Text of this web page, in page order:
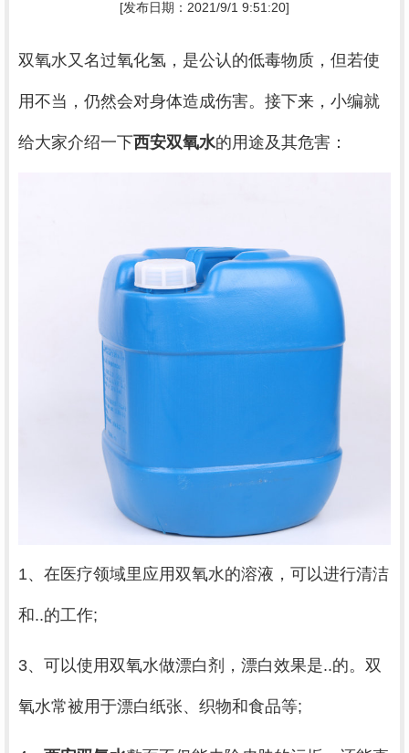
[发布日期：2021/9/1 9:51:20]
双氧水又名过氧化氢，是公认的低毒物质，但若使
用不当，仍然会对身体造成伤害。接下来，小编就
给大家介绍一下西安双氧水的用途及其危害：
1、在医疗领域里应用双氧水的溶液，可以进行清洁
和..的工作;
3、可以使用双氧水做漂白剂，漂白效果是..的。双
氧水常被用于漂白纸张、织物和食品等;